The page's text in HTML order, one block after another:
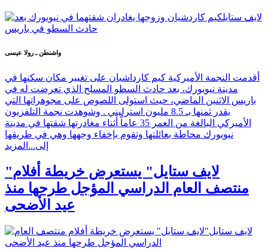
واشنطن ـ رولا عيسى
أقدمت النجمة الأميركية كيم كارداشيان على تغيير مكان سكنها في
مدينة نيويورك، بعد حادث السطو المسلح الذي تعرضت له في
باريس الاثنين الماضي، حيث استولى اللصوص على مجوهراتها التي
يقدر ثمنها بـ 8.5 مليون استرليني . وشوهدت نجمة التلفزيون
الأميركي البالغة من العمر 35 عاماً أثناء مغادرتها شقتها في مدينة
نيويورك محاطة بعائلتها وتقوم بإخفاء وجهها وهي في طريقها
إلى... المزيد
"لايف ستايل" يستعرض خريطة أفلام
منتصف العام الدراسي المؤجل طرحها منذ
عيد الأضحى